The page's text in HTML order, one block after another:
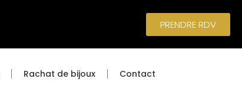
PRENDRE RDV
Rachat de bijoux Contact